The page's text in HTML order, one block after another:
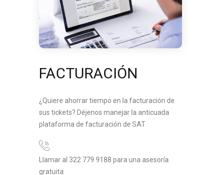
FACTURACIÓN
¿Quiere ahorrar tiempo en la facturación de
sus tickets? Déjenos manejar la anticuada
plataforma de facturación de SAT
Llamar al 322 779 9188 para una asesoría
gratuita